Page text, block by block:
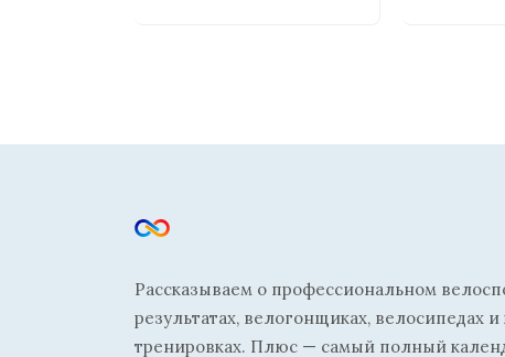
Рассказываем о профессиональном
результатах, велогонщиках, велосипедах
тренировках. Плюс — самый полный